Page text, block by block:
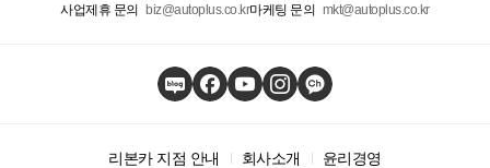
사업제휴 문의 biz@autoplus.co.kr마케팅 문의 mkt@autoplus.co.kr
리본카 지점 안내 회사소개
윤리경영